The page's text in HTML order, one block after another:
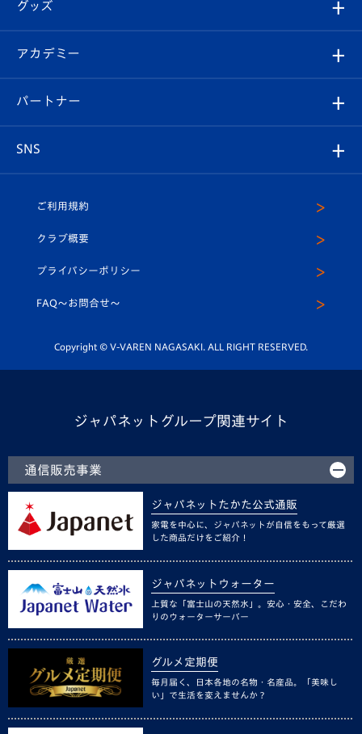
チケット
イベント
メディア
ホームタウン
スタッフプロフィール
マスコット紹介
平和祈念活動
ホームタウン活動
Revive Team
ヴィヴィくんの長崎おもてなしガイド
フォトギャラリー
スタジアムグルメ
V-LOVERS（ファンクラブ）
プレイヤーズスイート
グッズ
オンラインショップ
店舗情報
アカデミー
育成からのお知らせ
U-18
スクール
パートナー
SNS
ヴィヴィくんインスタグラム
公式LINE＠
ご利用規約
クラブ概要
プライバシーポリシー
FAQ〜お問合せ〜
Copyright © V-VAREN NAGASAKI. ALL RIGHT RESERVED.
ジャパネットグループ関連サイト
通信販売事業
ジャパネットたかた公式通販
家電を中心に、ジャパネットが自信をもって厳選
した商品だけをご紹介！
ジャパネットウォーター
上質な「富士山の天然水」。安心・安全、こだわ
りのウォーターサーバー
グルメ定期便
毎月届く、日本各地の名物・名産品。「美味し
い」で生活を変えませんか？